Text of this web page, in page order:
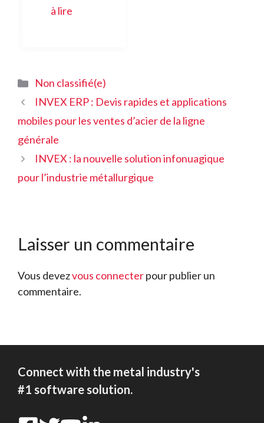
à lire
Catégories
Non classifié(e)
INVEX ERP : Devis rapides et applications
mobiles pour les ventes d’acier de la ligne
générale
INVEX : la nouvelle solution infonuagique
pour l’industrie métallurgique
Laisser un commentaire
Vous devezvous connecterpour publier un
commentaire.
Connect with the metal industry's
#1 software solution.